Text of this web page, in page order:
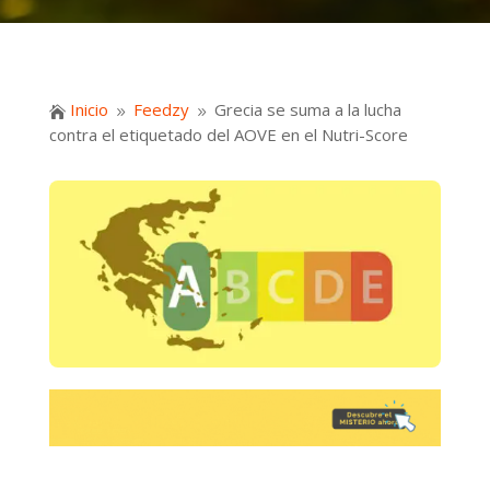
 Inicio 9 Feedzy 9 Grecia se suma a la lucha
contra el etiquetado del AOVE en el Nutri-Score